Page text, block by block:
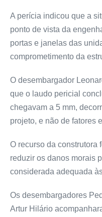
A perícia indicou que a
ponto de vista da
portas e janelas das
comprometimento da
O desembargador
que o laudo pericial
chegavam a 5 mm,
projeto, e não de fatores
O recurso da construtora
reduzir os danos morais
considerada adequada
Os desembargadores
Artur Hilário